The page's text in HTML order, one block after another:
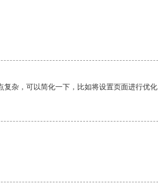
复杂，可以简化一下，比如将设置页面进行优